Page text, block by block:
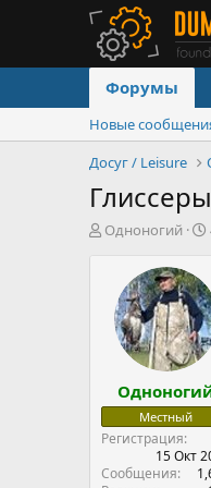
Форумы
Новые
Досуг / Leisure
Глиссеры
А
Одноногий
а
Местный
Регистрация
15 Окт
Сообщения